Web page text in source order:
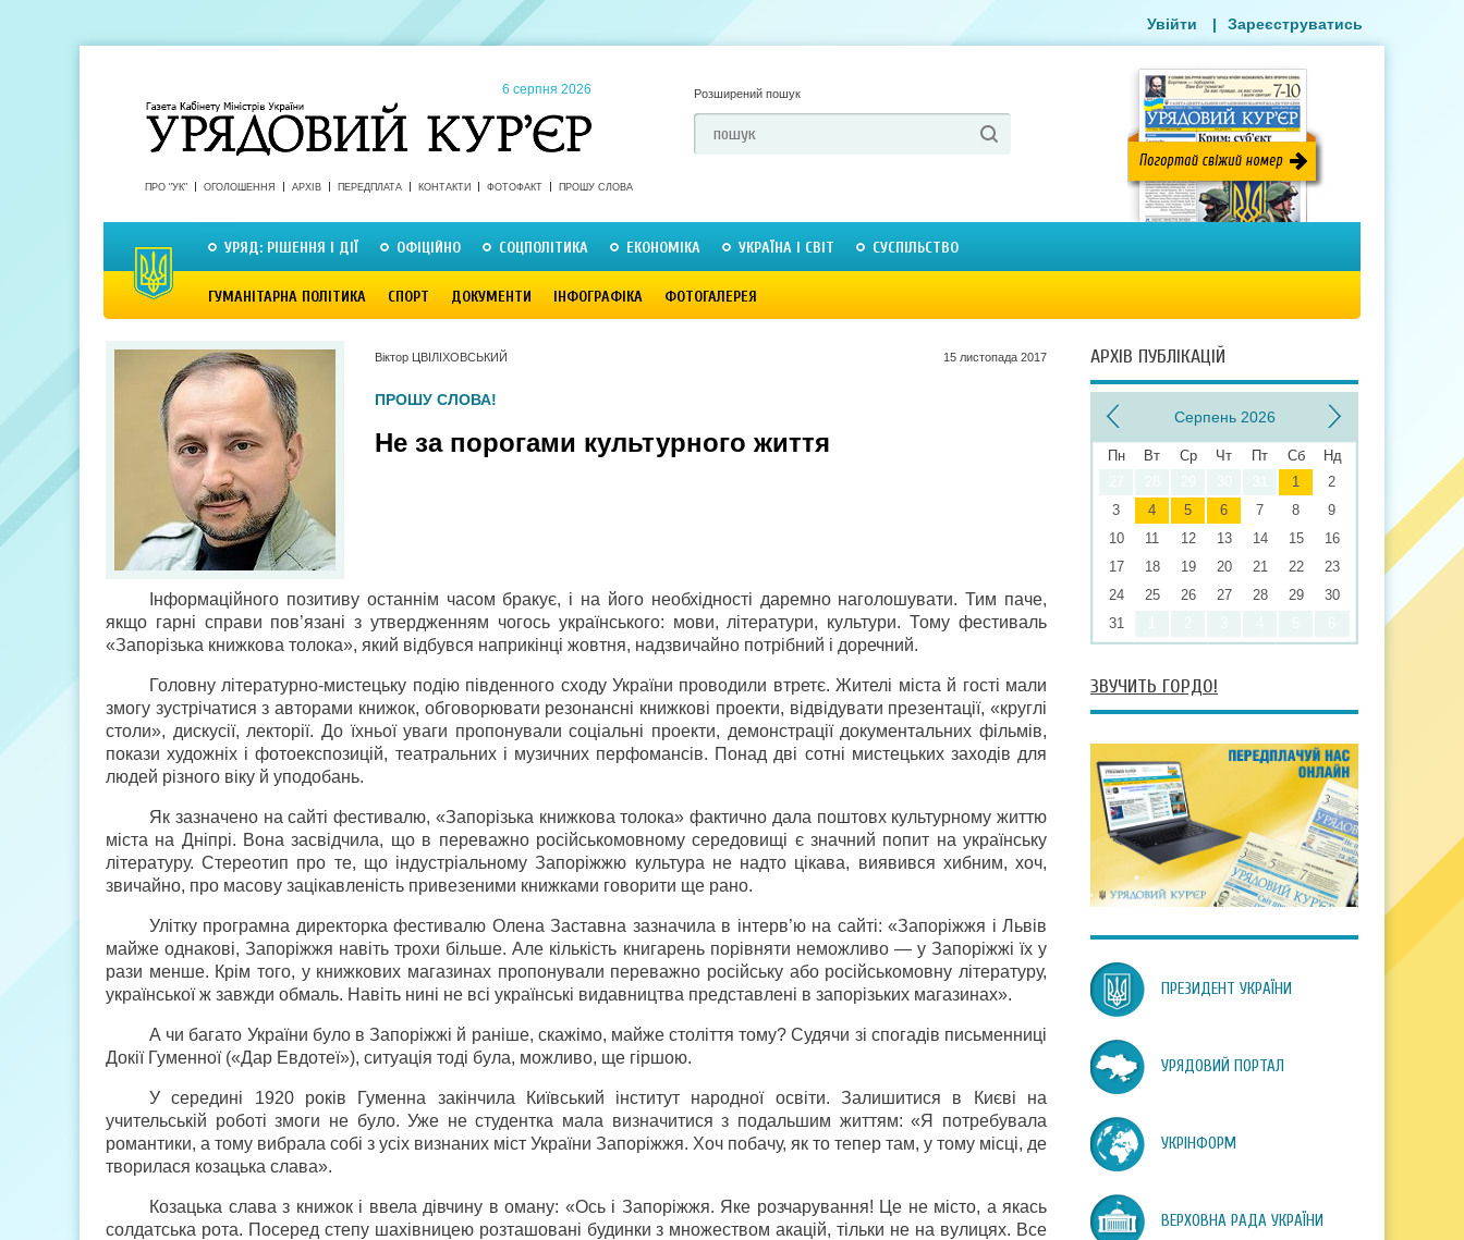
6 серпня 2026 Розширений пошук
ПРО "УК" ОГОЛОШЕННЯ АРХІВ ПЕРЕДПЛАТА КОНТАКТИ ФОТОФАКТ ПРОШУ СЛОВА
УРЯД: РІШЕННЯ І ДІЇ ОФІЦІЙНО СОЦПОЛІТИКА ЕКОНОМІКА УКРАЇНА І СВІТ СУСПІЛЬСТВО
ГУМАНІТАРНА ПОЛІТИКА СПОРТ ДОКУМЕНТИ ІНФОГРАФІКА ФОТОГАЛЕРЕЯ
Увійти | Зареєструватись
Віктор ЦВІЛІХОВСЬКИЙ 15 листопада 2017
ПРОШУ СЛОВА!
Не за порогами культурного життя
Інформаційного позитиву останнім часом бракує, і на його необхідності даремно наголошувати. Тим паче,
якщо гарні справи пов’язані з утвердженням чогось українського: мови, літератури, культури. Тому фестиваль
«Запорізька книжкова толока», який відбувся наприкінці жовтня, надзвичайно потрібний і доречний.
Головну літературно-мистецьку подію південного сходу України проводили втретє. Жителі міста й гості мали
змогу зустрічатися з авторами книжок, обговорювати резонансні книжкові проекти, відвідувати презентації, «круглі
столи», дискусії, лекторії. До їхньої уваги пропонували соціальні проекти, демонстрації документальних фільмів,
покази художніх і фотоекспозицій, театральних і музичних перфомансів. Понад дві сотні мистецьких заходів для
людей різного віку й уподобань.
Як зазначено на сайті фестивалю, «Запорізька книжкова толока» фактично дала поштовх культурному життю
міста на Дніпрі. Вона засвідчила, що в переважно російськомовному середовищі є значний попит на українську
літературу. Стереотип про те, що індустріальному Запоріжжю культура не надто цікава, виявився хибним, хоч,
звичайно, про масову зацікавленість привезеними книжками говорити ще рано.
Улітку програмна директорка фестивалю Олена Заставна зазначила в інтерв’ю на сайті: «Запоріжжя і Львів
майже однакові, Запоріжжя навіть трохи більше. Але кількість книгарень порівняти неможливо — у Запоріжжі їх у
рази менше. Крім того, у книжкових магазинах пропонували переважно російську або російськомовну літературу,
української ж завжди обмаль. Навіть нині не всі українські видавництва представлені в запорізьких магазинах».
А чи багато України було в Запоріжжі й раніше, скажімо, майже століття тому? Судячи зі спогадів письменниці
Докії Гуменної («Дар Евдотеї»), ситуація тоді була, можливо, ще гіршою.
У середині 1920 років Гуменна закінчила Київський інститут народної освіти. Залишитися в Києві на
учительській роботі змоги не було. Уже не студентка мала визначитися з подальшим життям: «Я потребувала
романтики, а тому вибрала собі з усіх визнаних міст України Запоріжжя. Хоч побачу, як то тепер там, у тому місці, де
творилася козацька слава».
Козацька слава з книжок і ввела дівчину в оману: «Ось і Запоріжжя. Яке розчарування! Це не місто, а якась
солдатська рота. Посеред степу шахівницею розташовані будинки з множеством акацій, тільки не на вулицях. Все
АРХІВ ПУБЛІКАЦІЙ
Серпень 2026
Пн Вт Ср Чт Пт Сб
Нд
1
2
3
4 5 6 7 8
9
10
11 12 13 14 15
16
17
18 19 20 21 22
23
24
25 26 27 28 29
30
31
ЗВУЧИТЬ ГОРДО!
ПРЕЗИДЕНТ УКРАЇНИ
УРЯДОВИЙ ПОРТАЛ
УКРІНФОРМ
ВЕРХОВНА РАДА УКРАЇНИ